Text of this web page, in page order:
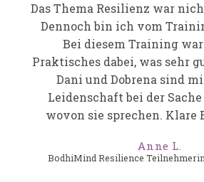
Das Thema Resilienz war
Dennoch bin ich vom
Bei diesem Training
Praktisches dabei, was sehr
Dani und Dobrena sind
Leidenschaft bei der
wovon sie sprechen. Klare
Anne L.
BodhiMind Resilience